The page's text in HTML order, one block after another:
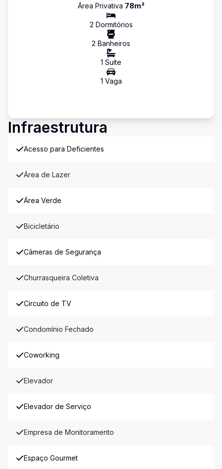
Área Privativa 78m²
2 Dormitórios
2 Banheiros
1 Suíte
1 Vaga
Infraestrutura
Acesso para Deficientes
Área de Lazer
Área Verde
Bicicletário
Câmeras de Segurança
Churrasqueira Coletiva
Circuito de TV
Condomínio Fechado
Coworking
Elevador
Elevador de Serviço
Empresa de Monitoramento
Espaço Gourmet